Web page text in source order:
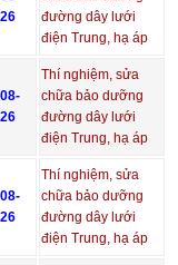
đường dây lưới
điện Trung, hạ áp
Thí nghiệm, sửa
chữa bảo dưỡng
đường dây lưới
điện Trung, hạ áp
Thí nghiệm, sửa
chữa bảo dưỡng
đường dây lưới
điện Trung, hạ áp